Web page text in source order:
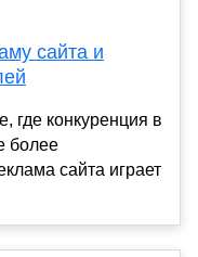
сайта и
где конкуренция в
более
сайта играет